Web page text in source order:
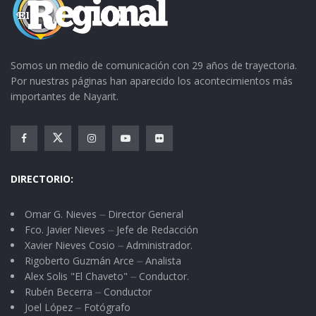
Instituto Mexicano de la Juventud, la agresión
física y verbal está presente en siete de cada 10
desgastantes que, posteriormente, se
manifiestan en el entorno familiar y en el
A nivel internacional, el promedio de violencia
en el noviazgo involucra a 30 por ciento de las
incluso validada por la Organización Mundial de
la Salud, sitúa a México ante un problema social
grave y compleo”. (Noticias Univisión).
Es evidente el deterioro que provocó el
machismo que prevalecía y el feminismo que
Somos un medio de comunicación con 29 años de trayectoria.
Por nuestras páginas han aparecido los acontecimientos más
importantes de Nayarit.
DIRECTORIO:
Omar G. Nieves ⏤ Director General
Fco. Javier Nieves ⏤ Jefe de Redacción
Xavier Nieves Cosio ⏤ Administrador.
Rigoberto Guzmán Arce ⏤ Analista
Alex Solis "El Chaveto" ⏤ Conductor.
Rubén Becerra ⏤ Conductor
Joel López ⏤ Fotógrafo